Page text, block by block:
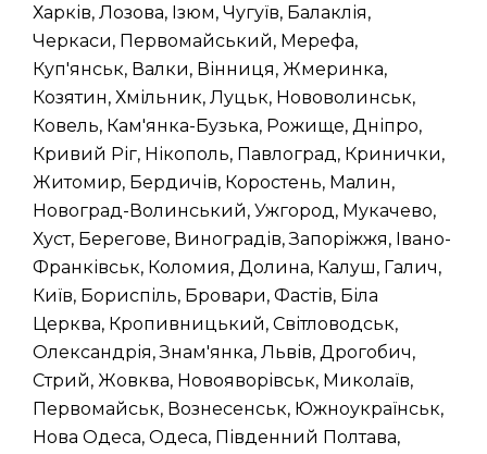
Харків, Лозова, Ізюм, Чугуїв, Балаклія,
Черкаси, Первомайський, Мерефа,
Куп'янськ, Валки, Вінниця, Жмеринка,
Козятин, Хмільник, Луцьк, Нововолинськ,
Ковель, Кам'янка-Бузька, Рожище, Дніпро,
Кривий Ріг, Нікополь, Павлоград, Кринички,
Житомир, Бердичів, Коростень, Малин,
Новоград-Волинський, Ужгород, Мукачево,
Хуст, Берегове, Виноградів, Запоріжжя, Івано-
Франківськ, Коломия, Долина, Калуш, Галич,
Київ, Бориспіль, Бровари, Фастів, Біла
Церква, Кропивницький, Світловодськ,
Олександрія, Знам'янка, Львів, Дрогобич,
Стрий, Жовква, Новояворівськ, Миколаїв,
Первомайськ, Вознесенськ, Южноукраїнськ,
Нова Одеса, Одеса, Південний Полтава,